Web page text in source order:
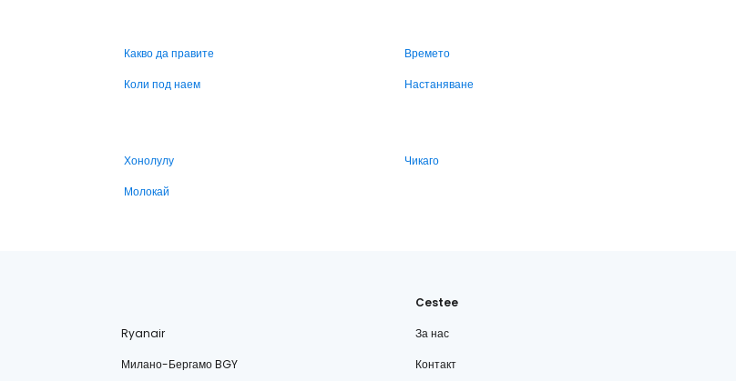
Какво да правите
Времето
Коли под наем Настаняване
Хонолулу
Чикаго
Молокай
Ryanair
Милано-Бергамо BGY
Cestee
За нас
Контакт